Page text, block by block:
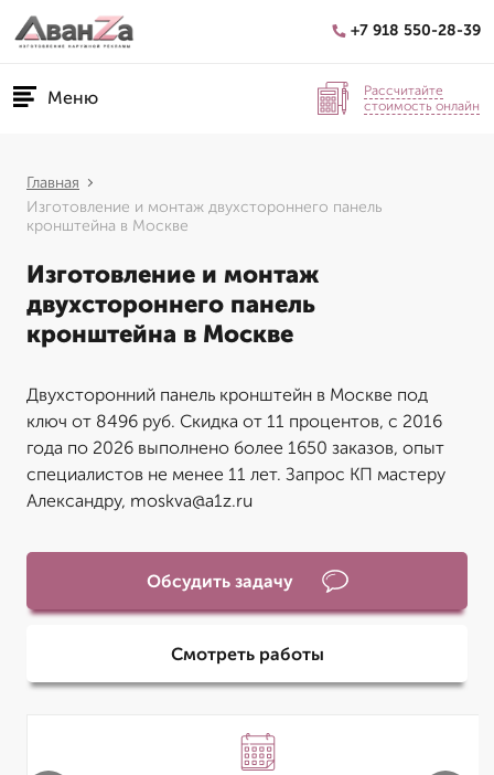
+7 918 550-28-39
Меню
Рассчитайте
стоимость онлайн
Главная
Изготовление и монтаж двухстороннего панель
кронштейна в Москве
Изготовление и монтаж
двухстороннего панель
кронштейна в Москве
Двухсторонний панель кронштейн в Москве под
ключ от 8496 руб. Скидка от 11 процентов, с 2016
года по 2026 выполнено более 1650 заказов, опыт
специалистов не менее 11 лет. Запрос КП мастеру
Александру, moskva@a1z.ru
Обсудить задачу
Смотреть работы